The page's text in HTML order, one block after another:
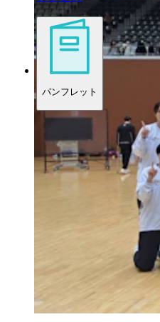
パンフレット